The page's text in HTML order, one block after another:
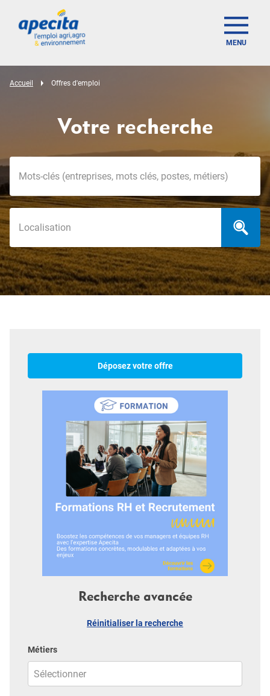
MENU
Accueil Offres d'emploi
Votre recherche
Déposez votre offre
Recherche avancée
Réinitialiser la recherche
Métiers